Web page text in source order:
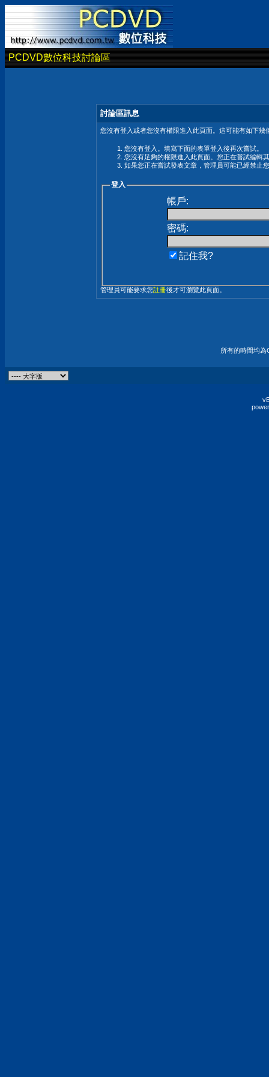
PCDVD數位科技討論區
討論區訊息
您沒有登入或者您沒有權限進入此頁面。這可能有如下幾
您沒有登入。填寫下面的表單登入後再次嘗試。
您沒有足夠的權限進入此頁面。您正在嘗試編輯
如果您正在嘗試發表文章，管理員可能已經禁止
登入
帳戶:
密碼:
記住我?
管理員可能要求您註冊後才可瀏覽此頁面。
所有的時間均為